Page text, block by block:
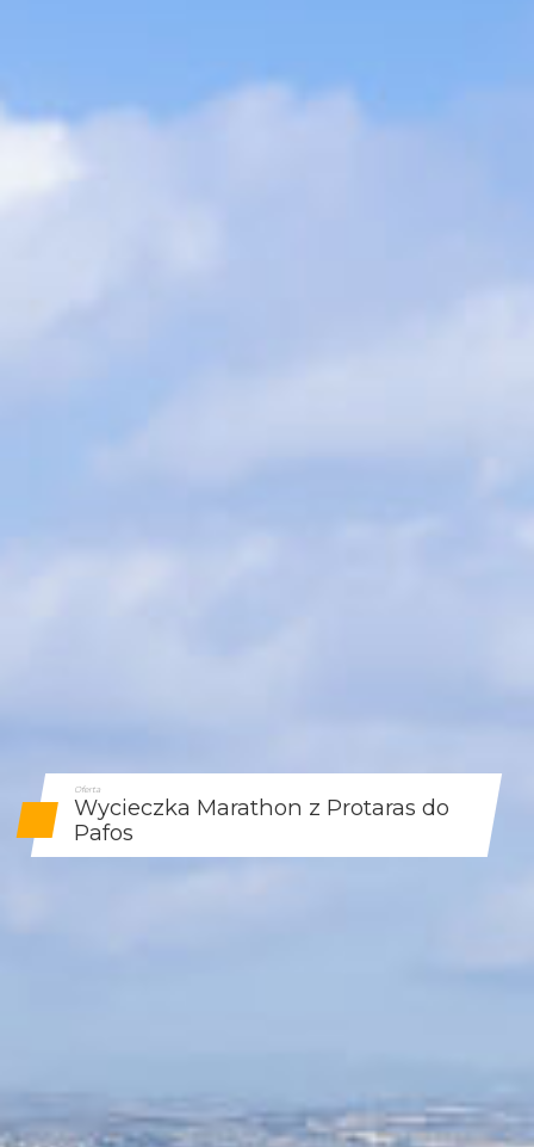
Oferta
Wycieczka Marathon z Protaras do
Pafos